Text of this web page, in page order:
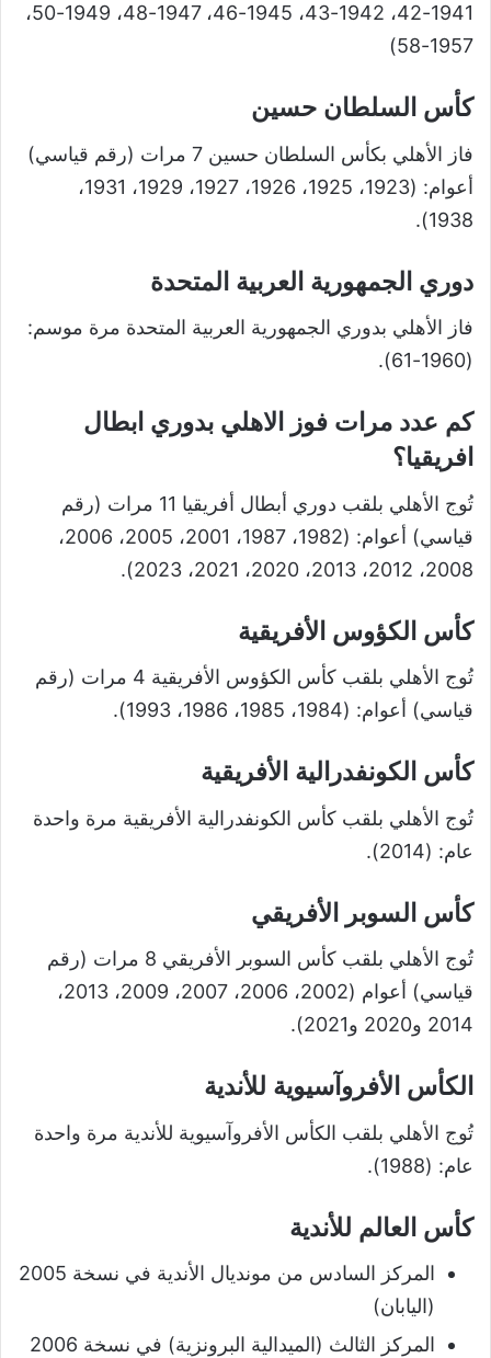
1941-42، 1942-43، 1945-46، 1947-48، 1949-50،
1957-58)
كأس السلطان حسين
فاز الأهلي بكأس السلطان حسين 7 مرات (رقم قياسي)
أعوام: (1923، 1925، 1926، 1927، 1929، 1931،
1938).
دوري الجمهورية العربية المتحدة
فاز الأهلي بدوري الجمهورية العربية المتحدة مرة موسم:
(1960-61).
كم عدد مرات فوز الاهلي بدوري ابطال
افريقيا؟
تُوج الأهلي بلقب دوري أبطال أفريقيا 11 مرات (رقم
قياسي) أعوام: (1982، 1987، 2001، 2005، 2006،
2008، 2012، 2013، 2020، 2021، 2023).
كأس الكؤوس الأفريقية
تُوج الأهلي بلقب كأس الكؤوس الأفريقية 4 مرات (رقم
قياسي) أعوام: (1984، 1985، 1986، 1993).
كأس الكونفدرالية الأفريقية
تُوج الأهلي بلقب كأس الكونفدرالية الأفريقية مرة واحدة
عام: (2014).
كأس السوبر الأفريقي
تُوج الأهلي بلقب كأس السوبر الأفريقي 8 مرات (رقم
قياسي) أعوام (2002، 2006، 2007، 2009، 2013،
2014 و2020 و2021).
الكأس الأفروآسيوية للأندية
تُوج الأهلي بلقب الكأس الأفروآسيوية للأندية مرة واحدة
عام: (1988).
كأس العالم للأندية
المركز السادس من مونديال الأندية في نسخة 2005
(اليابان)
المركز الثالث (الميدالية البرونزية) في نسخة 2006